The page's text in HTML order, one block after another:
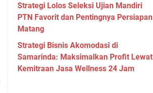
Strategi Lolos Seleksi Ujian Mandiri
PTN Favorit dan Pentingnya Persiapan
Matang
Strategi Bisnis Akomodasi di
Samarinda: Maksimalkan Profit Lewat
Kemitraan Jasa Wellness 24 Jam